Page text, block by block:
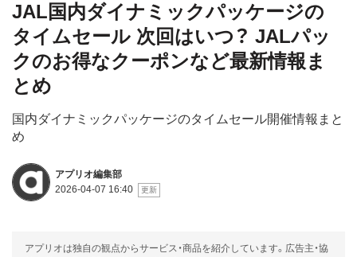
JAL国内ダイナミックパッケージの
タイムセール 次回はいつ？ JALパッ
クのお得なクーポンなど最新情報ま
とめ
国内ダイナミックパッケージのタイムセール開催情報まと
め
アプリオ編集部
2026-04-07 16:40
アプリオは独自の観点からサービス・商品を紹介しています。広告主・協